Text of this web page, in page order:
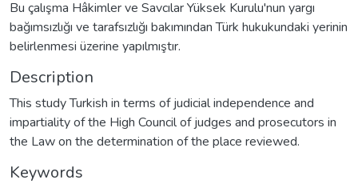
Bu çalışma Hâkimler ve Savcılar Yüksek Kurulu'nun yargı
bağımsızlığı ve tarafsızlığı bakımından Türk hukukundaki yerinin
belirlenmesi üzerine yapılmıştır.
Description
This study Turkish in terms of judicial independence and
impartiality of the High Council of judges and prosecutors in
the Law on the determination of the place reviewed.
Keywords